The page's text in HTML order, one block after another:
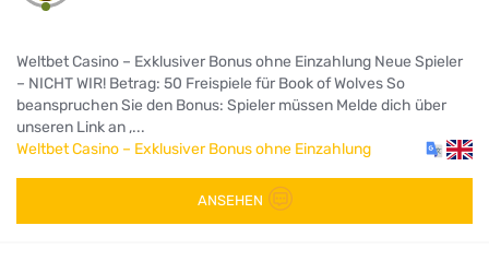
Weltbet Casino – Exklusiver Bonus ohne Einzahlung Neue Spieler
– NICHT WIR! Betrag: 50 Freispiele für Book of Wolves So
beanspruchen Sie den Bonus: Spieler müssen Melde dich über
unseren Link an ,...
Weltbet Casino – Exklusiver Bonus ohne Einzahlung
ANSEHEN